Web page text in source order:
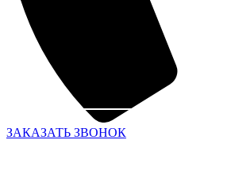
ЗАКАЗАТЬ ЗВОНОК